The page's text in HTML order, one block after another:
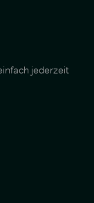
jederzeit